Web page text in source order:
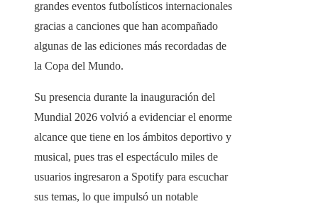
grandes eventos futbolísticos internacionales
gracias a canciones que han acompañado
algunas de las ediciones más recordadas de
la Copa del Mundo.
Su presencia durante la inauguración del
Mundial 2026 volvió a evidenciar el enorme
alcance que tiene en los ámbitos deportivo y
musical, pues tras el espectáculo miles de
usuarios ingresaron a Spotify para escuchar
sus temas, lo que impulsó un notable